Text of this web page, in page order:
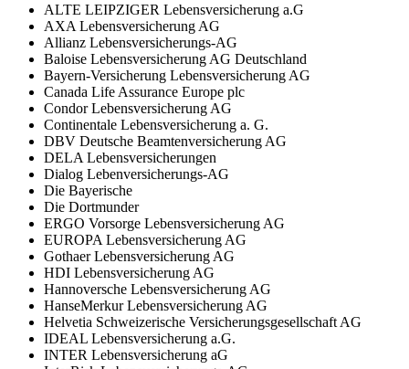
ALTE LEIPZIGER Lebensversicherung a.G
AXA Lebensversicherung AG
Allianz Lebensversicherungs-AG
Baloise Lebensversicherung AG Deutschland
Bayern-Versicherung Lebensversicherung AG
Canada Life Assurance Europe plc
Condor Lebensversicherung AG
Continentale Lebensversicherung a. G.
DBV Deutsche Beamtenversicherung AG
DELA Lebensversicherungen
Dialog Lebenversicherungs-AG
Die Bayerische
Die Dortmunder
ERGO Vorsorge Lebensversicherung AG
EUROPA Lebensversicherung AG
Gothaer Lebensversicherung AG
HDI Lebensversicherung AG
Hannoversche Lebensversicherung AG
HanseMerkur Lebensversicherung AG
Helvetia Schweizerische Versicherungsgesellschaft AG
IDEAL Lebensversicherung a.G.
INTER Lebensversicherung aG